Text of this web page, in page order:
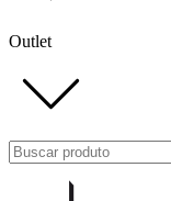
Outlet